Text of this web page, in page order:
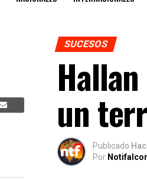
SUCESOS
un
Publicado
Por